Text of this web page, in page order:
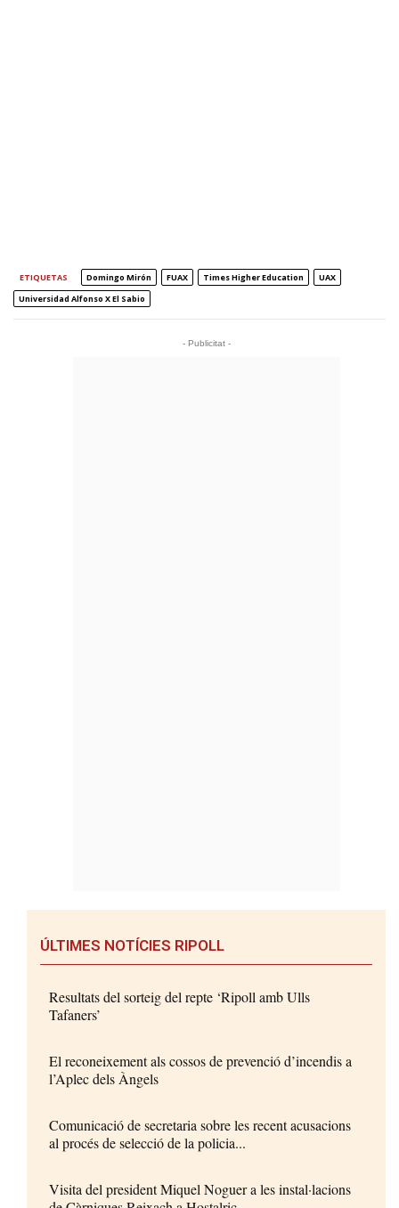
ETIQUETAS Domingo Mirón FUAX Times Higher Education
UAX
Universidad Alfonso X El Sabio
- Publicitat -
ÚLTIMES NOTÍCIES RIPOLL
Resultats del sorteig del repte ‘Ripoll amb Ulls
Tafaners’
El reconeixement als cossos de prevenció d’incendis a
l’Aplec dels Àngels
Comunicació de secretaria sobre les recent acusacions
al procés de selecció de la policia...
Visita del president Miquel Noguer a les instal·lacions